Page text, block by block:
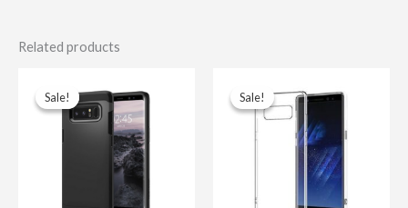
Related products
Sale!
Sale! Sale!
Sale!